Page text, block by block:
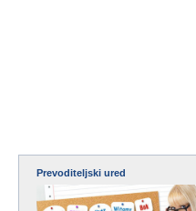
Prevoditeljski ured